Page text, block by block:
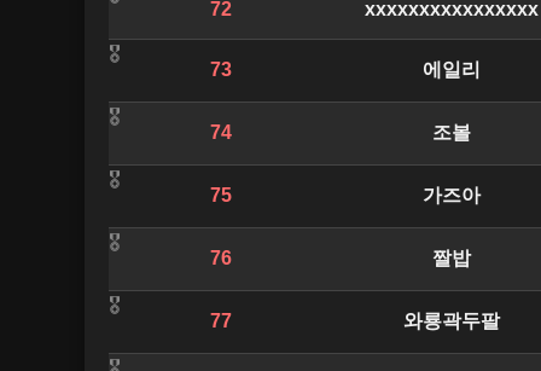
72 xxxxxxxxxxxxxxxx
73 에일리
74 조볼
75 가즈아
76 짤밥
77 와룡곽두팔